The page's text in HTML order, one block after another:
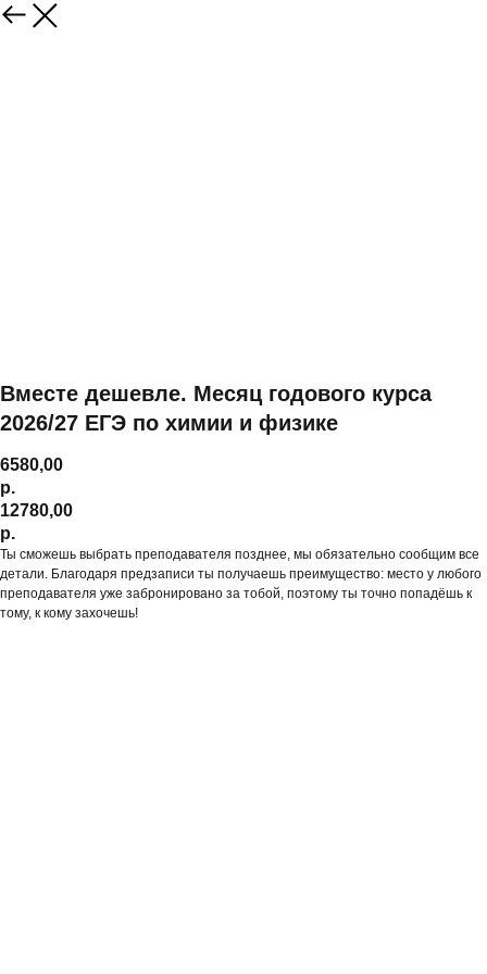
Вместе дешевле. Месяц годового курса
2026/27 ЕГЭ по химии и физике
6580,00
р.
12780,00
р.
Ты сможешь выбрать преподавателя позднее, мы обязательно сообщим все
детали. Благодаря предзаписи ты получаешь преимущество: место у любого
преподавателя уже забронировано за тобой, поэтому ты точно попадёшь к
тому, к кому захочешь!